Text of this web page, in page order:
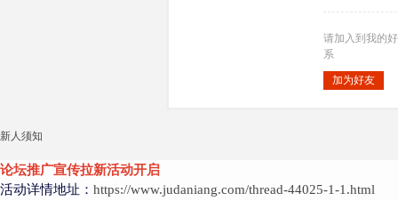
请加入到我的
系
加为好友
新人须知
论坛推广宣传拉新活动开启
活动详情地址： https://www.judaniang.com/thread-44025-1-1.html